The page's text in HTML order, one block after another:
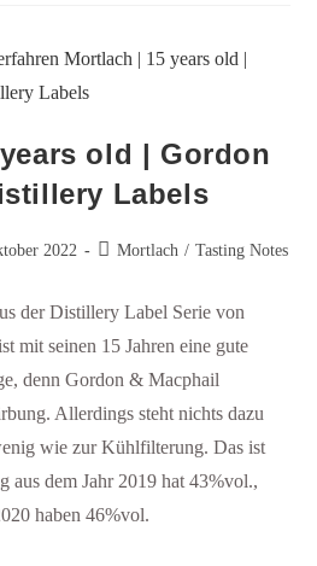
old | Gordon
Labels
2022 Mortlach / Tasting Notes
der Distillery Label Serie von
mit seinen 15 Jahren eine gute
denn Gordon & Macphail
Allerdings steht nichts dazu
wie zur Kühlfilterung. Das ist
dem Jahr 2019 hat 43%vol.,
haben 46%vol.